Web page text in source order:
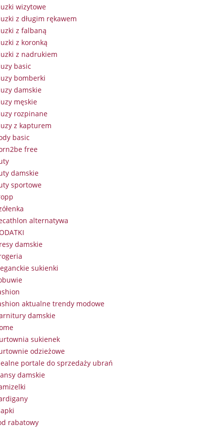
wizytowe
z długim rękawem
z falbaną
z koronką
z nadrukiem
basic
bomberki
damskie
męskie
rozpinane
z kapturem
basic
free
damskie
sportowe
alternatywa
damskie
sukienki
aktualne trendy modowe
damskie
sukienek
odzieżowe
portale do sprzedaży ubrań
damskie
rabatowy